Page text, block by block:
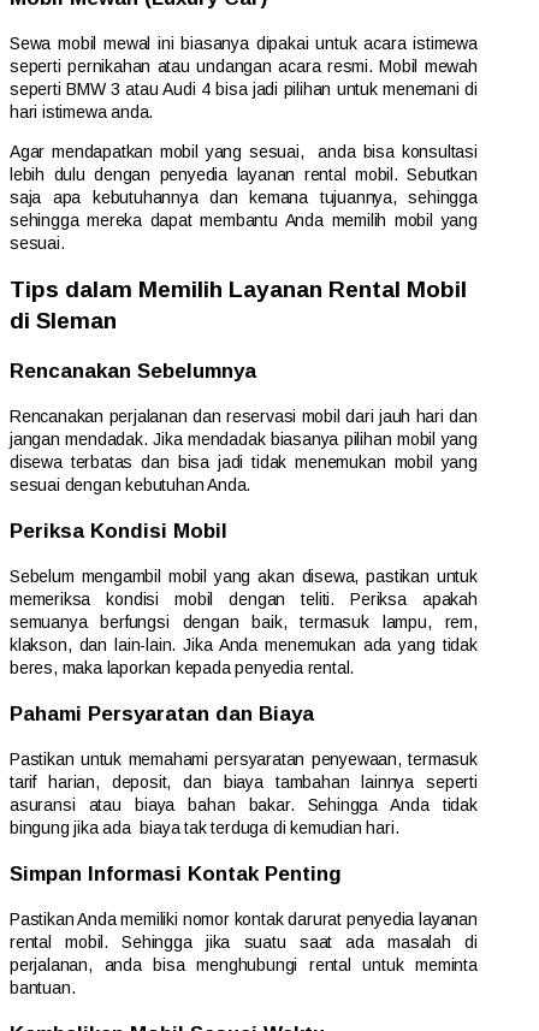
Sewa mobil mewal ini biasanya dipakai untuk acara istimewa
seperti pernikahan atau undangan acara resmi. Mobil mewah
seperti BMW 3 atau Audi 4 bisa jadi pilihan untuk menemani di
hari istimewa anda.
Agar mendapatkan mobil yang sesuai, anda bisa konsultasi
lebih dulu dengan penyedia layanan rental mobil. Sebutkan
saja apa kebutuhannya dan kemana tujuannya, sehingga
sehingga mereka dapat membantu Anda memilih mobil yang
sesuai.
Tips dalam Memilih Layanan Rental Mobil
di Sleman
Rencanakan Sebelumnya
Rencanakan perjalanan dan reservasi mobil dari jauh hari dan
jangan mendadak. Jika mendadak biasanya pilihan mobil yang
disewa terbatas dan bisa jadi tidak menemukan mobil yang
sesuai dengan kebutuhan Anda.
Periksa Kondisi Mobil
Sebelum mengambil mobil yang akan disewa, pastikan untuk
memeriksa kondisi mobil dengan teliti. Periksa apakah
semuanya berfungsi dengan baik, termasuk lampu, rem,
klakson, dan lain-lain. Jika Anda menemukan ada yang tidak
beres, maka laporkan kepada penyedia rental.
Pahami Persyaratan dan Biaya
Pastikan untuk memahami persyaratan penyewaan, termasuk
tarif harian, deposit, dan biaya tambahan lainnya seperti
asuransi atau biaya bahan bakar. Sehingga Anda tidak
bingung jika ada biaya tak terduga di kemudian hari.
Simpan Informasi Kontak Penting
Pastikan Anda memiliki nomor kontak darurat penyedia layanan
rental mobil. Sehingga jika suatu saat ada masalah di
perjalanan, anda bisa menghubungi rental untuk meminta
bantuan.